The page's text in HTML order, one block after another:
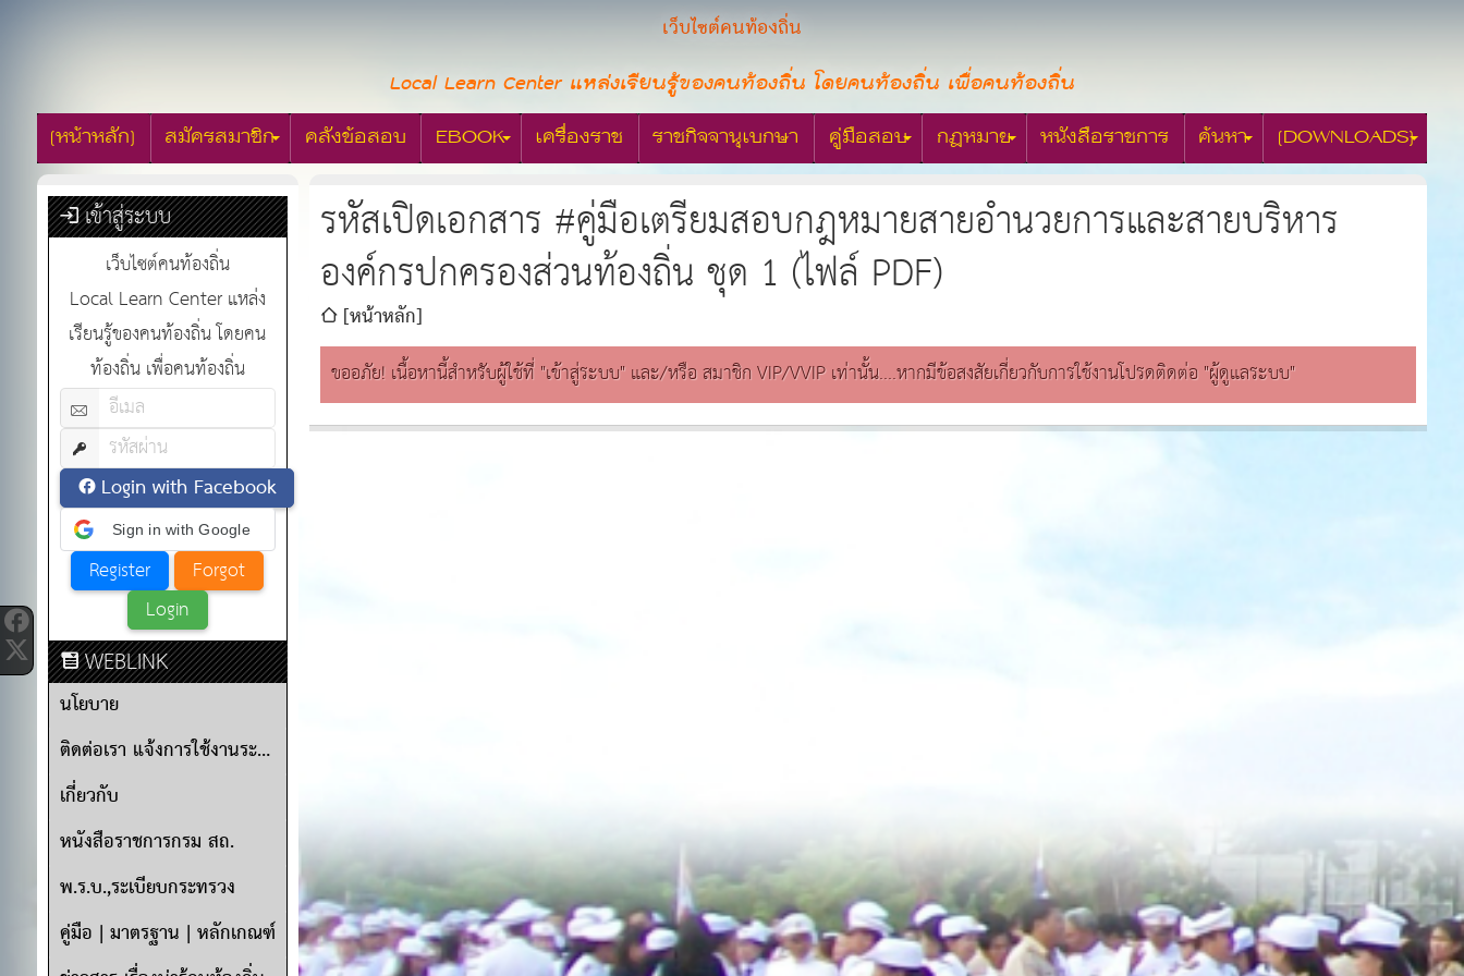
เว็บไซต์คนท้องถิ่น
Local Learn Center แหล่งเรียนรู้ของคนท้องถิ่น โดยคนท้องถิ่น เพื่อคนท้องถิ่น
[หน้าหลัก] สมัครสมาชิก คลังข้อสอบ EBOOK เครื่องราช ราชกิจจานุเบกษา คู่มือสอบ กฎหมาย หนังสือราชการ ค้นหา [DOWNLOADS]
เข้าสู่ระบบ
เว็บไซต์คนท้องถิ่น
Local Learn Center แหล่ง
เรียนรู้ของคนท้องถิ่น โดยคน
ท้องถิ่น เพื่อคนท้องถิ่น
Login with Facebook
Sign in with Google
WEBLINK
นโยบาย
ติดต่อเรา แจ้งการใช้งานระบบ
เกี่ยวกับ
หนังสือราชการกรม สถ.
พ.ร.บ.,ระเบียบกระทรวง
คู่มือ | มาตรฐาน | หลักเกณฑ์
รหัสเปิดเอกสาร #คู่มือเตรียมสอบกฎหมายสายอำนวยการและสายบริหาร
องค์กรปกครองส่วนท้องถิ่น ชุด 1 (ไฟล์ PDF)
[หน้าหลัก]
ขออภัย! เนื้อหานี้สำหรับผู้ใช้ที่ "เข้าสู่ระบบ" และ/หรือ สมาชิก VIP/VVIP เท่านั้น....หากมีข้อสงสัยเกี่ยวกับการใช้งานโปรดติดต่อ "ผู้ดูแลระบบ"